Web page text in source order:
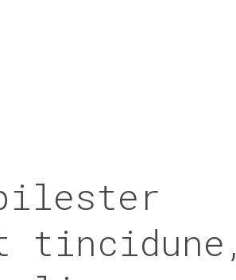
tincidune,